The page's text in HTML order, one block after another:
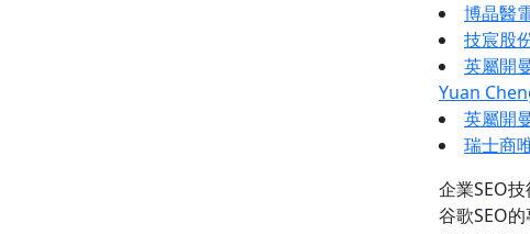
博晶醫
技宸股
英屬開
Yuan
英屬開
瑞士商
企業SEO
谷歌SEO